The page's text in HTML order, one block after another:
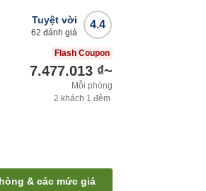
4.4
Tuyệt vời
62 đánh giá
Flash Coupon
7.477.013 ₫~
Mỗi phòng
2 khách 1 đêm
& các mức giá